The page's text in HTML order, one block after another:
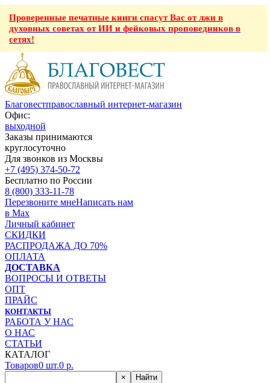
Проверенные печатные книги спасут Вас от лжи в
духовных советах от ИИ и фейковых проповедников в
сетях!
Благовестправославный интернет-магазин
Офис:
выходной
Заказы принимаются
круглосуточно
Для звонков из Москвы
+7 (495) 374-50-72
Бесплатно по России
8 (800) 333-11-78
Перезвоните мнеНаписать нам
в Max
Личный кабинет
СКИДКИ
РАСПРОДАЖА ДО 70%
ОПЛАТА
ДОСТАВКА
ВОПРОСЫ И ОТВЕТЫ
ОПТ
ПРАЙС
КОНТАКТЫ
РАБОТА У НАС
О НАС
СТАТЬИ
КАТАЛОГ
Товаров0 шт.0 р.
× Найти